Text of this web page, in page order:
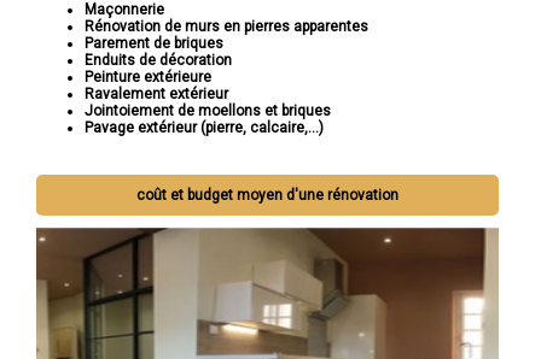
Maçonnerie
Rénovation de murs en pierres apparentes
Parement de briques
Enduits de décoration
Peinture extérieure
Ravalement extérieur
Jointoiement de moellons et briques
Pavage extérieur (pierre, calcaire,...)
coût et budget moyen d'une rénovation